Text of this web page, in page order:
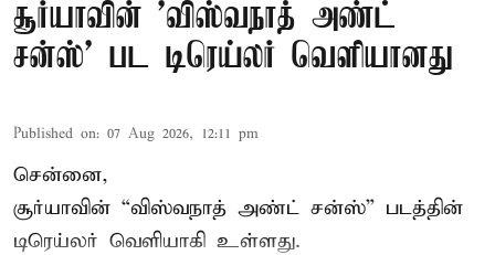
சூர்யாவின் 'விஸ்வநாத் அண்ட்
சன்ஸ்' பட டிரெய்லர் வெளியானது
Published on: 07 Aug 2026, 12:11 pm
சென்னை,
சூர்யாவின் “விஸ்வநாத் அண்ட் சன்ஸ்” படத்தின்
டிரெய்லர் வெளியாகி உள்ளது.